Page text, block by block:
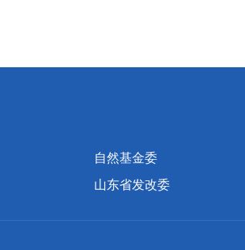
自然基金委
山东省发改委